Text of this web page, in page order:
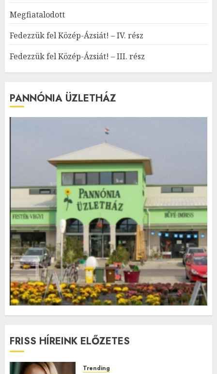
Megfiatalodott
Fedezzük fel Közép-Ázsiát! – IV. rész
Fedezzük fel Közép-Ázsiát! – III. rész
PANNÓNIA ÜZLETHÁZ
FRISS HÍREINK ELŐZETES
Trending